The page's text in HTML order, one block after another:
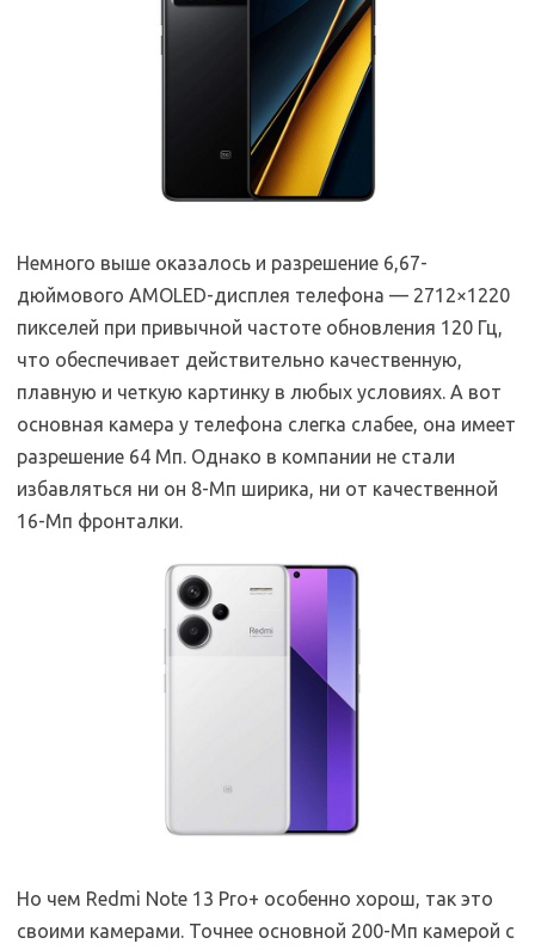
Немного выше оказалось и разрешение 6,67-
дюймового AMOLED-дисплея телефона — 2712×1220
пикселей при привычной частоте обновления 120 Гц,
что обеспечивает действительно качественную,
плавную и четкую картинку в любых условиях. А вот
основная камера у телефона слегка слабее, она имеет
разрешение 64 Мп. Однако в компании не стали
избавляться ни он 8-Мп ширика, ни от качественной
16-Мп фронталки.
Но чем Redmi Note 13 Pro+ особенно хорош, так это
своими камерами. Точнее основной 200-Мп камерой с